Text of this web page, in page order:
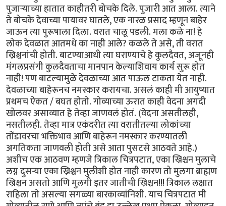
पुजार्‍याच्या हातात काहीतरी बोचके दिले. पुजारी आत आला. त्याने
ते बोचके देवाच्या पायावर घातले, एक नारळ प्रसाद म्हणून बाहेर
जाऊन त्या पुरूषाला दिला. वरात चालू पडली. मला कळे ना! हे
लोक देवळात आतमधे का नाही आले? कळले ते असे, ती वरात
ख्रिश्चनांची होती. बाटण्याआधी त्या घराण्याचे हे कुलदैवत, अजूनही
मंगलप्रसंगी कुलदैवताचा मानपान केल्याशिवाय कार्य सुरू होत
नाही! पण बाटल्यामुळे देवळाच्या आत पाऊल टाकता येत नाही.
देवळाच्या बाहेरूनच नमस्कार करायचा. असलं काही मी आयुष्यात
प्रथमच ऐकत / बघत होतो. गोव्याच्या ऊरात काही वेदना अगदी
खोलवर असाव्यात हे तेव्हा जाणवलं होतं. (वेदना असतीलही,
नसतीलही. तेव्हा मात्र एकंदरीत त्या वरातीतल्या लोकांच्या
तोंडावरचा भक्तिभाव आणि बाहेरून नमस्कार करण्यातली
अगतिकता जाणवली होती असे आता पुसटसे आठवते आहे.)
अशीच एक आठवण म्हणजे त्रिकाल चित्रपटात, एका ख्रिश्चन मुलाचे
लग्न दुसर्‍या एका ख्रिश्चन मुलीशी होत नाही कारण तो मुलगा ब्राह्मण
ख्रिश्चन असतो आणि मुलगी इतर जातीची ख्रिश्चन!!! त्रिकाल लक्षात
राहिला तो असल्या सगळ्या बारकाव्यांनिशी. याच चित्रपटात मी